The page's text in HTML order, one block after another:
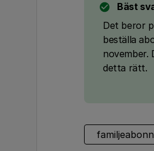
Bäst
Det beror
beställa
november.
detta rätt.